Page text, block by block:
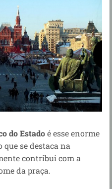
do Estadoé esse enorme
se destaca na
contribui com a
da praça.